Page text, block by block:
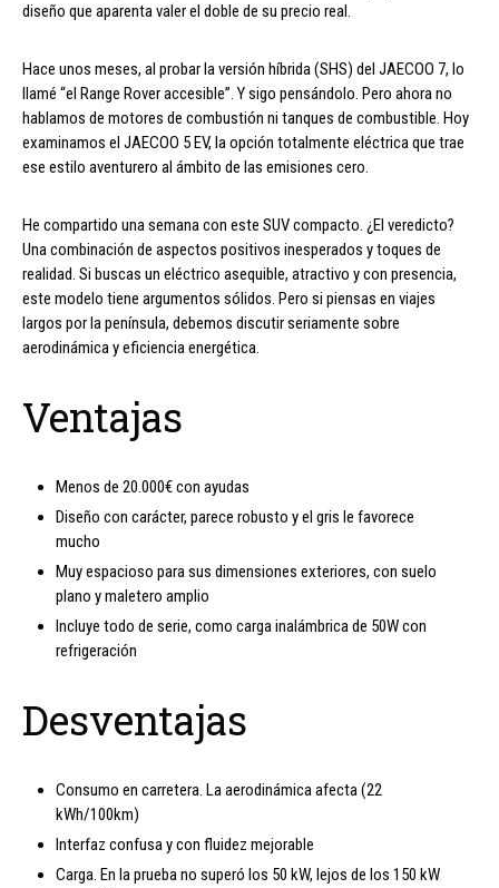
diseño que aparenta valer el doble de su precio real.
Hace unos meses, al probar la versión híbrida (SHS) del JAECOO 7, lo
llamé “el Range Rover accesible”. Y sigo pensándolo. Pero ahora no
hablamos de motores de combustión ni tanques de combustible. Hoy
examinamos el JAECOO 5 EV, la opción totalmente eléctrica que trae
ese estilo aventurero al ámbito de las emisiones cero.
He compartido una semana con este SUV compacto. ¿El veredicto?
Una combinación de aspectos positivos inesperados y toques de
realidad. Si buscas un eléctrico asequible, atractivo y con presencia,
este modelo tiene argumentos sólidos. Pero si piensas en viajes
largos por la península, debemos discutir seriamente sobre
aerodinámica y eficiencia energética.
Ventajas
Menos de 20.000€ con ayudas
Diseño con carácter, parece robusto y el gris le favorece
mucho
Muy espacioso para sus dimensiones exteriores, con suelo
plano y maletero amplio
Incluye todo de serie, como carga inalámbrica de 50W con
refrigeración
Desventajas
Consumo en carretera. La aerodinámica afecta (22
kWh/100km)
Interfaz confusa y con fluidez mejorable
Carga. En la prueba no superó los 50 kW, lejos de los 150 kW